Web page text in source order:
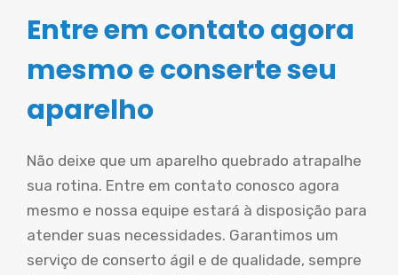
Entre em contato agora
mesmo e conserte seu
aparelho
Não deixe que um aparelho quebrado atrapalhe
sua rotina. Entre em contato conosco agora
mesmo e nossa equipe estará à disposição para
atender suas necessidades. Garantimos um
serviço de conserto ágil e de qualidade, sempre